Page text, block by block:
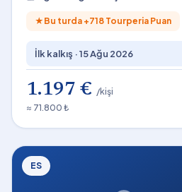
★ Bu turda +718 Tourperia Puan
İlk kalkış ·15 Ağu 2026
1.197 € /kişi
≈ 71.800 ₺
ES